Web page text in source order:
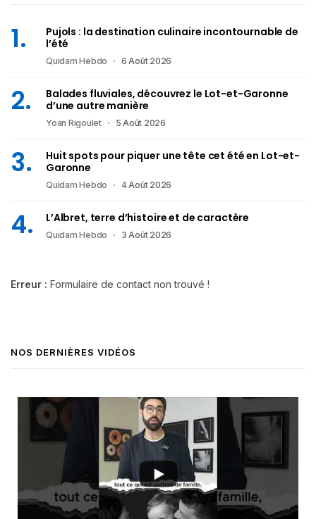
Pujols : la destination culinaire incontournable de
l’été
Quidam Hebdo 6 Août 2026
Balades fluviales, découvrez le Lot-et-Garonne
d’une autre manière
Yoan Rigoulet 5 Août 2026
Huit spots pour piquer une tête cet été en Lot-et-
Garonne
Quidam Hebdo 4 Août 2026
L’Albret, terre d’histoire et de caractère
Quidam Hebdo 3 Août 2026
Erreur : Formulaire de contact non trouvé !
NOS DERNIÈRES VIDÉOS